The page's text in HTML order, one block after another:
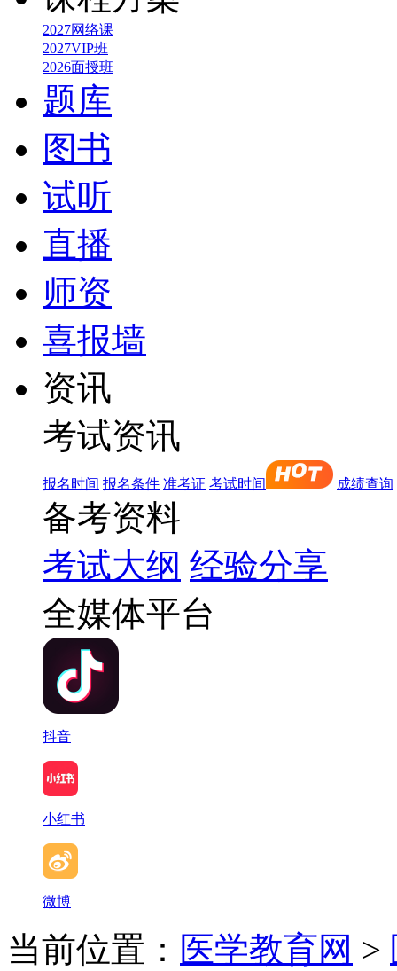
2027网络课
2027VIP班
2026面授班
题库
图书
试听
直播
师资
喜报墙
资讯
考试资讯
报名时间 报名条件 准考证 考试时间 成绩查询
备考资料
考试大纲 经验分享
全媒体平台
抖音
小红书
微博
当前位置： 医学教育网 >